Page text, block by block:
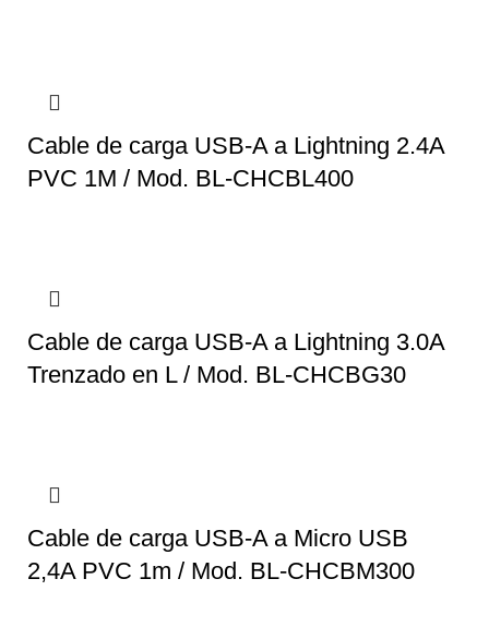
Cable de carga USB-A a Lightning 2.4A
PVC 1M / Mod. BL-CHCBL400
Cable de carga USB-A a Lightning 3.0A
Trenzado en L / Mod. BL-CHCBG30
Cable de carga USB-A a Micro USB
2,4A PVC 1m / Mod. BL-CHCBM300